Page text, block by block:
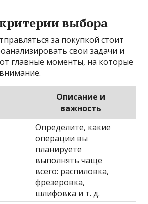
выбора
за покупкой стоит
свои задачи и
главные моменты, на которые
Описание и
важность
Определите, какие
операции вы
планируете
выполнять чаще
всего: распиловка,
фрезеровка,
шлифовка и т. д.